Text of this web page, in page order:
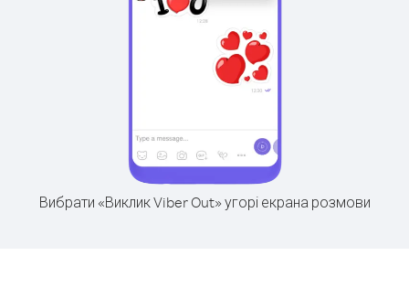
Вибрати «Виклик Viber Out» угорі екрана розмови